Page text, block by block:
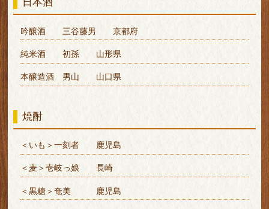
吟醸酒 三谷藤男 京都府
純米酒 初孫 山形県
本醸造酒 男山 山口県
焼酎
＜いも＞一刻者 鹿児島
＜麦＞壱岐っ娘 長崎
＜黒糖＞奄美 鹿児島